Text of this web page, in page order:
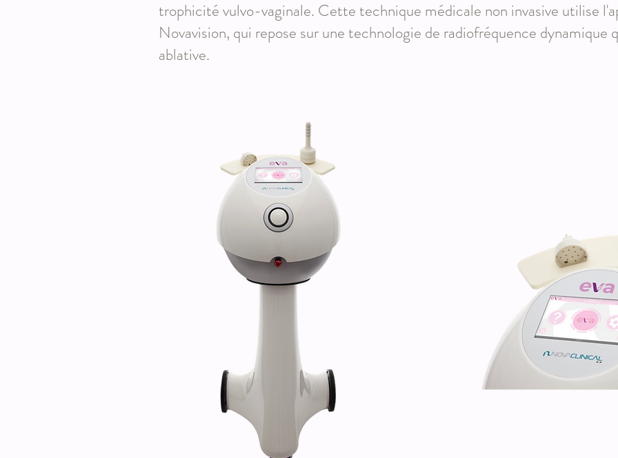
trophicité vulvo-vaginale. Cette technique médicale non invasive utilise
Novavision, qui repose sur une technologie de radiofréquence dynamique
ablative.